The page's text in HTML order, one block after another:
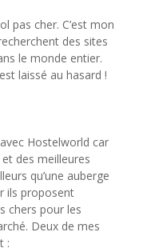
pas cher. C’est mon
des sites
le monde entier.
laissé au hasard !
Hostelworld car
des meilleures
qu’une auberge
ils proposent
chers pour les
Deux de mes
: